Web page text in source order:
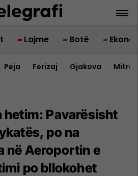
Lajme Botë
Peja Ferizaj Gjakova
hetim: Pavarësisht
po na
në Aeroportin e
po bllokohet